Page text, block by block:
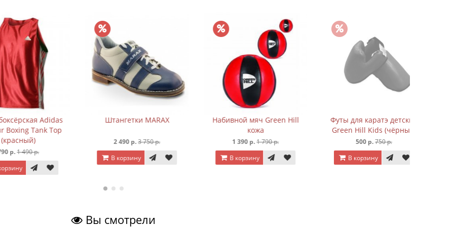
Adidas
Tank Top
490 р.
Штангетки MARAX
3 750 р.
В корзину
Набивной мяч Green Hill
1 790 р.
В корзину
Футы для каратэ детские
Green Hill Kids (чёрный)
750 р.
В корзину
Вы смотрели